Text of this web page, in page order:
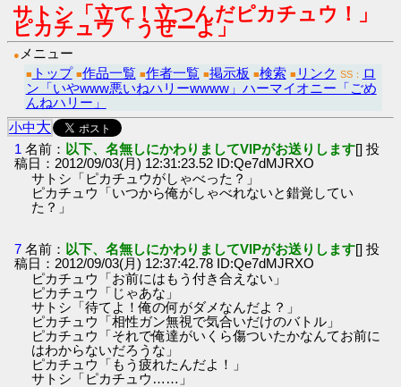
サトシ「立て！立つんだピカチュウ！」
ピカチュウ「うぜーよ」
● メニュー
■ トップ ■作品一覧 ■作者一覧 ■掲示板 ■検索 ■ リンク SS： ロ
ン「いやwww悪いねハリーwwww」ハーマイオニー「ごめ
んねハリー」
小中大
1 名前： 以下、名無しにかわりましてVIPがお送りします[] 投
稿日：2012/09/03(月) 12:31:23.52 ID:Qe7dMJRXO
サトシ「ピカチュウがしゃべった？」
ピカチュウ「いつから俺がしゃべれないと錯覚してい
た？」
7 名前： 以下、名無しにかわりましてVIPがお送りします[] 投
稿日：2012/09/03(月) 12:37:42.78 ID:Qe7dMJRXO
ピカチュウ「お前にはもう付き合えない」
ピカチュウ「じゃあな」
サトシ「待てよ！俺の何がダメなんだよ？」
ピカチュウ「相性ガン無視で気合いだけのバトル」
ピカチュウ「それで俺達がいくら傷ついたかなんてお前に
はわからないだろうな」
ピカチュウ「もう疲れたんだよ！」
サトシ「ピカチュウ……」